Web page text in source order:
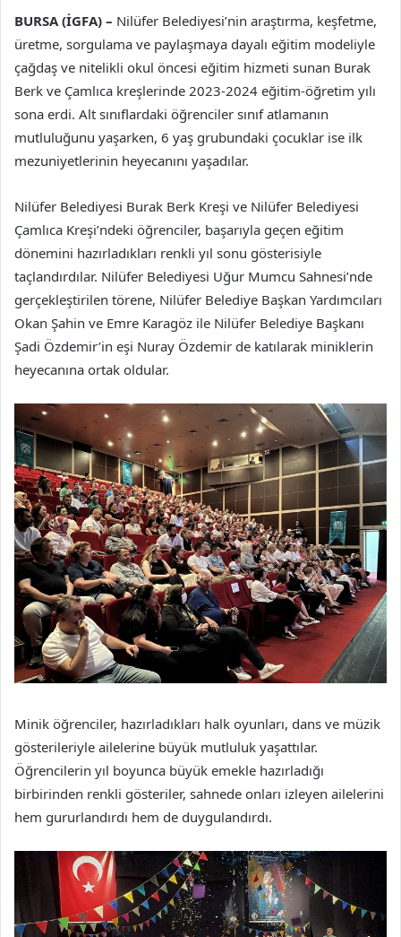
BURSA (İGFA) – Nilüfer Belediyesi’nin araştırma, keşfetme,
üretme, sorgulama ve paylaşmaya dayalı eğitim modeliyle
çağdaş ve nitelikli okul öncesi eğitim hizmeti sunan Burak
Berk ve Çamlıca kreşlerinde 2023-2024 eğitim-öğretim yılı
sona erdi. Alt sınıflardaki öğrenciler sınıf atlamanın
mutluluğunu yaşarken, 6 yaş grubundaki çocuklar ise ilk
mezuniyetlerinin heyecanını yaşadılar.
Nilüfer Belediyesi Burak Berk Kreşi ve Nilüfer Belediyesi
Çamlıca Kreşi’ndeki öğrenciler, başarıyla geçen eğitim
dönemini hazırladıkları renkli yıl sonu gösterisiyle
taçlandırdılar. Nilüfer Belediyesi Uğur Mumcu Sahnesi’nde
gerçekleştirilen törene, Nilüfer Belediye Başkan Yardımcıları
Okan Şahin ve Emre Karagöz ile Nilüfer Belediye Başkanı
Şadi Özdemir’in eşi Nuray Özdemir de katılarak miniklerin
heyecanına ortak oldular.
Minik öğrenciler, hazırladıkları halk oyunları, dans ve müzik
gösterileriyle ailelerine büyük mutluluk yaşattılar.
Öğrencilerin yıl boyunca büyük emekle hazırladığı
birbirinden renkli gösteriler, sahnede onları izleyen ailelerini
hem gururlandırdı hem de duygulandırdı.